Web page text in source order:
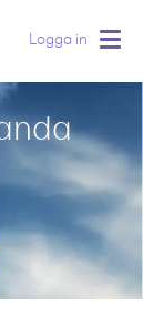
Logga in